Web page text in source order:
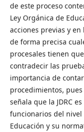
de este proceso
Ley Orgánica de
acciones previas y
de forma precisa
procesales tienen
contradecir las
importancia de
procedimientos,
señala que la JDRC
funcionarios del
Educación y su